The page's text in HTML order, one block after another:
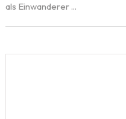
als Einwanderer ...